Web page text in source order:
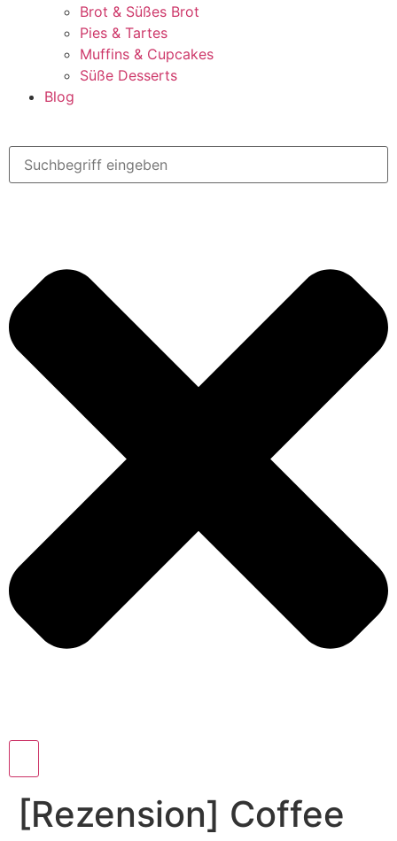
Brot & Süßes Brot
Pies & Tartes
Muffins & Cupcakes
Süße Desserts
Blog
[Rezension] Coffee